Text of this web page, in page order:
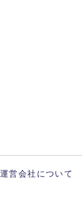
運営会社について